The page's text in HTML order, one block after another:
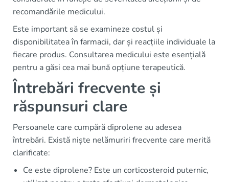
recomandările medicului.
Este important să se examineze costul și
disponibilitatea în farmacii, dar și reacțiile individuale la
fiecare produs. Consultarea medicului este esențială
pentru a găsi cea mai bună opțiune terapeutică.
Întrebări frecvente și
răspunsuri clare
Persoanele care cumpără diprolene au adesea
întrebări. Există niște nelămuriri frecvente care merită
clarificate:
Ce este diprolene? Este un corticosteroid puternic,